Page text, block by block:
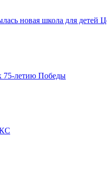
новая школа для детей
75-летию Победы